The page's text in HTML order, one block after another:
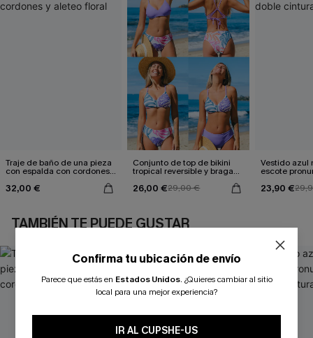
Traje de baño de una pieza
con espalda con cordones y
32,00 €
Conjunto de top de bikini
tropical reversible y braga
26,00 €29,00 €
Vestido azul
escote
23,90 €
TAMBIÉN TE PUEDE GUSTAR
Confirma tu ubicación de envío
Parece que estás en Estados Unidos. ¿Quieres cambiar al sitio
local para una mejor experiencia?
IR AL CUPSHE-US